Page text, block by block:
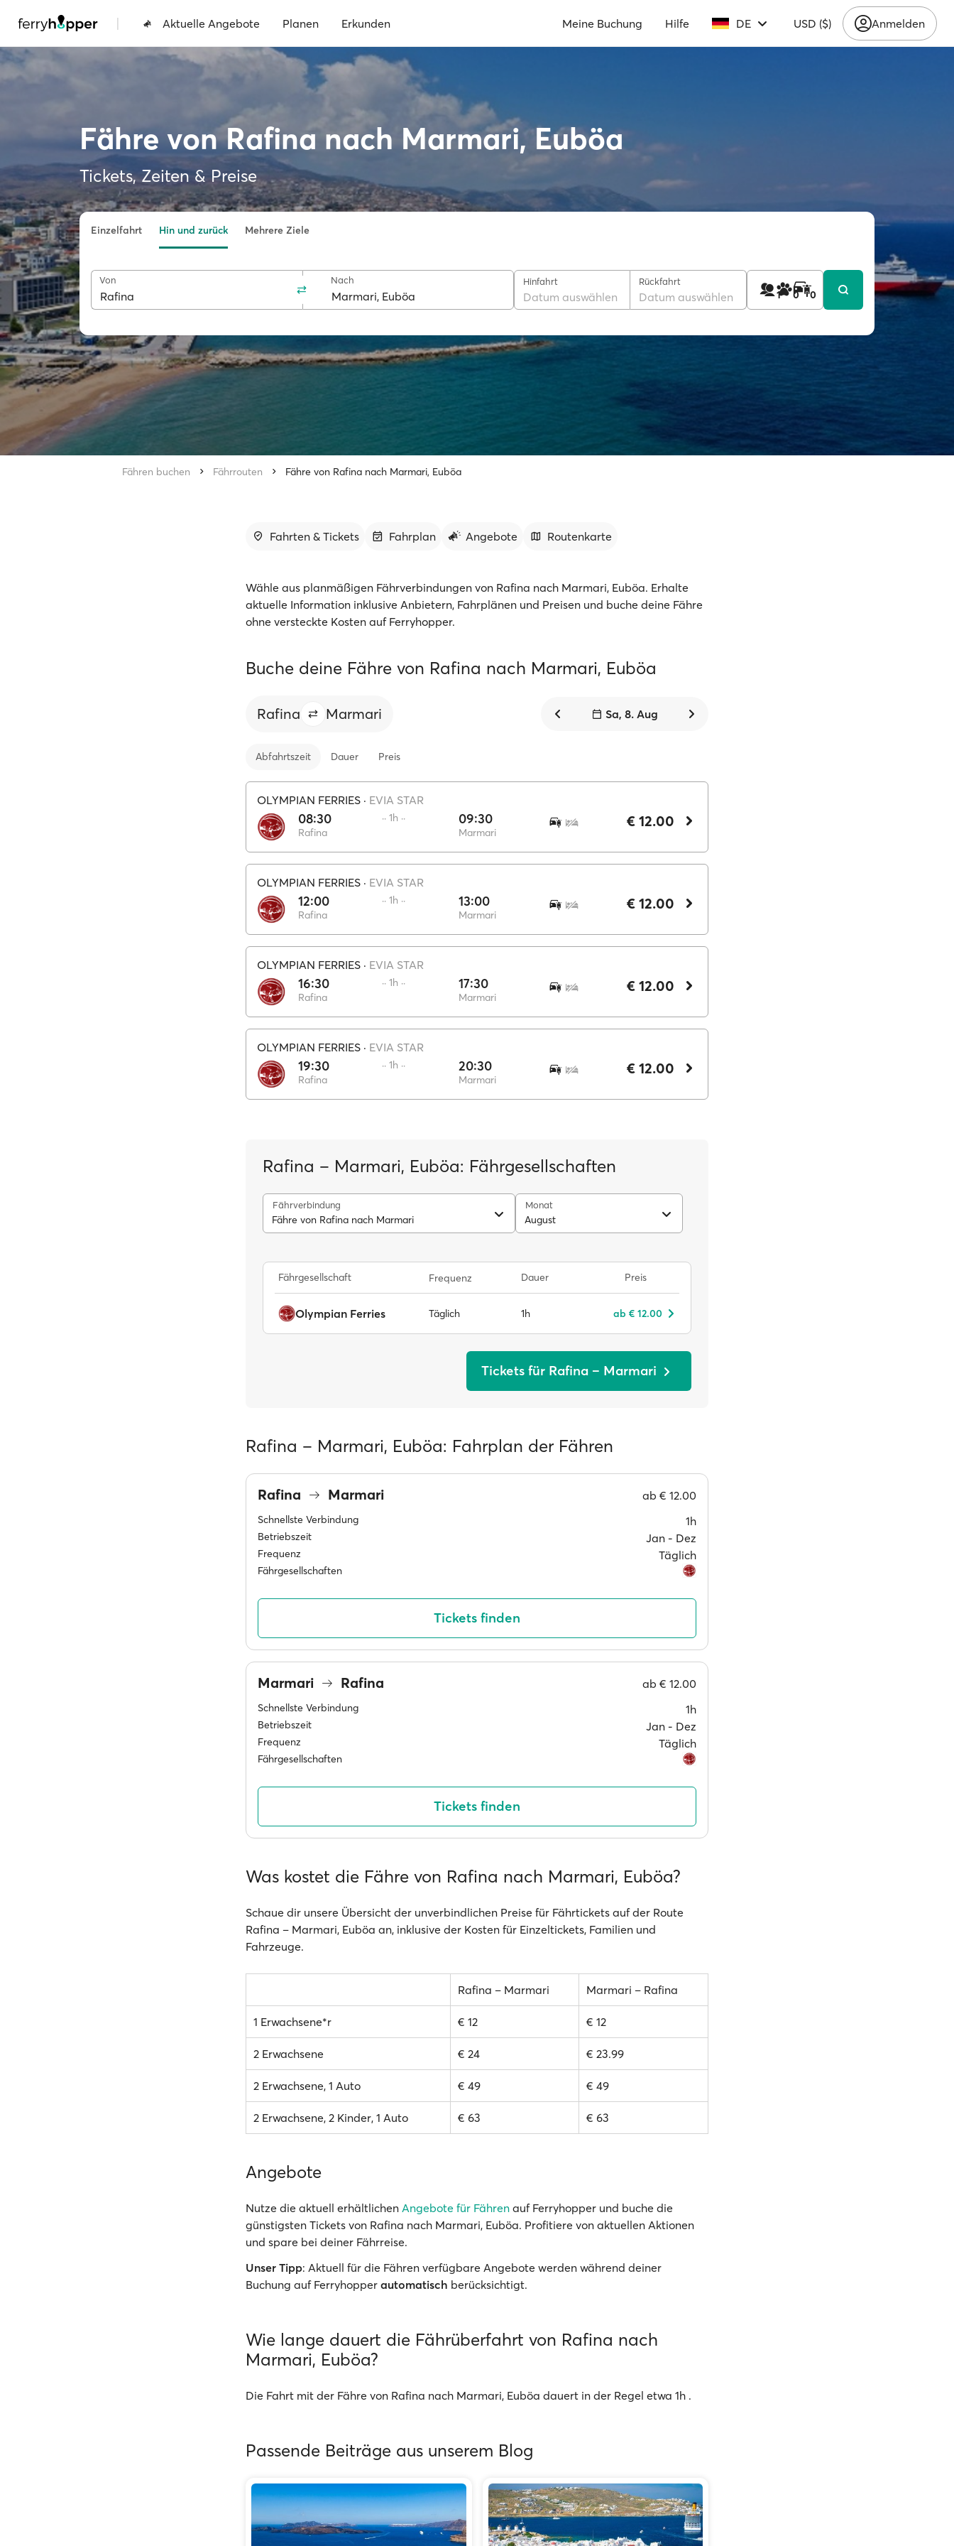
| Aktuelle Angebote Planen Erkunden Meine Buchung Hilfe DE USD ($) Anmelden
Fähre von Rafina nach Marmari, Euböa
Tickets, Zeiten & Preise
Einzelfahrt Hin und zurück Mehrere Ziele
Von Nach Hinfahrt
Datum auswählen
Rückfahrt
Datum auswählen 1 0 0
Fähren buchen Fährrouten Fähre von Rafina nach Marmari, Euböa
Fahrten & Tickets Fahrplan Angebote Routenkarte
Wähle aus planmäßigen Fährverbindungen von Rafina nach Marmari, Euböa. Erhalte
aktuelle Information inklusive Anbietern, Fahrplänen und Preisen und buche deine Fähre
ohne versteckte Kosten auf Ferryhopper.
Buche deine Fähre von Rafina nach Marmari, Euböa
Rafina Marmari Sa, 8. Aug
Abfahrtszeit Dauer Preis
OLYMPIAN FERRIES · EVIA STAR
08:30
Rafina
·· 1h ·· 09:30
Marmari
€ 12.00
OLYMPIAN FERRIES · EVIA STAR
12:00
Rafina
·· 1h ·· 13:00
Marmari
€ 12.00
OLYMPIAN FERRIES · EVIA STAR
16:30
Rafina
·· 1h ·· 17:30
Marmari
€ 12.00
OLYMPIAN FERRIES · EVIA STAR
19:30
Rafina
·· 1h ·· 20:30
Marmari
€ 12.00
Rafina – Marmari, Euböa: Fährgesellschaften
Fährverbindung
Fähre von Rafina nach Marmari
Monat
August
Fährgesellschaft Frequenz Dauer Preis
Olympian Ferries Täglich 1h ab € 12.00
Tickets für Rafina – Marmari
Rafina – Marmari, Euböa: Fahrplan der Fähren
Rafina Marmari ab € 12.00
Schnellste Verbindung 1h
Betriebszeit Jan ‐ Dez
Frequenz Täglich
Fährgesellschaften
Tickets finden
Marmari Rafina ab € 12.00
Schnellste Verbindung 1h
Betriebszeit Jan ‐ Dez
Frequenz Täglich
Fährgesellschaften
Tickets finden
Was kostet die Fähre von Rafina nach Marmari, Euböa?
Schaue dir unsere Übersicht der unverbindlichen Preise für Fährtickets auf der Route
Rafina – Marmari, Euböa an, inklusive der Kosten für Einzeltickets, Familien und
Fahrzeuge.
Rafina – Marmari Marmari – Rafina
1 Erwachsene*r € 12 € 12
2 Erwachsene € 24 € 23.99
2 Erwachsene, 1 Auto € 49 € 49
2 Erwachsene, 2 Kinder, 1 Auto € 63 € 63
Angebote
Nutze die aktuell erhältlichen Angebote für Fähren auf Ferryhopper und buche die
günstigsten Tickets von Rafina nach Marmari, Euböa. Profitiere von aktuellen Aktionen
und spare bei deiner Fährreise.
Unser Tipp: Aktuell für die Fähren verfügbare Angebote werden während deiner
Buchung auf Ferryhopper automatisch berücksichtigt.
Wie lange dauert die Fährüberfahrt von Rafina nach
Marmari, Euböa?
Die Fahrt mit der Fähre von Rafina nach Marmari, Euböa dauert in der Regel etwa 1h .
Passende Beiträge aus unserem Blog